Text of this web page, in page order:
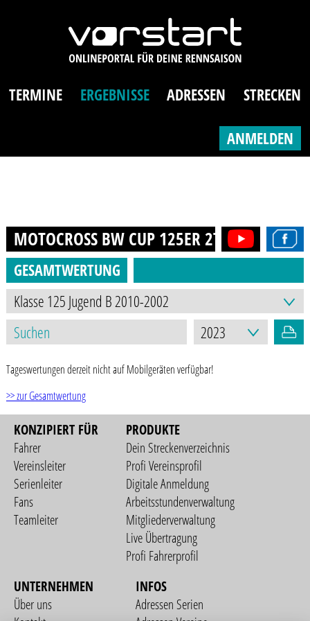
TERMINE ERGEBNISSE ADRESSEN STRECKEN
ANMELDEN
MOTOCROSS BW CUP 125ER 2T (13-21J.)
GESAMTWERTUNG
Tageswertungen derzeit nicht auf Mobilgeräten verfügbar!
>> zur Gesamtwertung
KONZIPIERT FÜR
Fahrer
Vereinsleiter
Serienleiter
Fans
Teamleiter
PRODUKTE
Dein Streckenverzeichnis
Profi Vereinsprofil
Digitale Anmeldung
Arbeitsstundenverwaltung
Mitgliederverwaltung
Live Übertragung
Profi Fahrerprofil
UNTERNEHMEN
Über uns
INFOS
Adressen Serien